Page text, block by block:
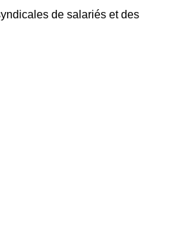
de salariés et des